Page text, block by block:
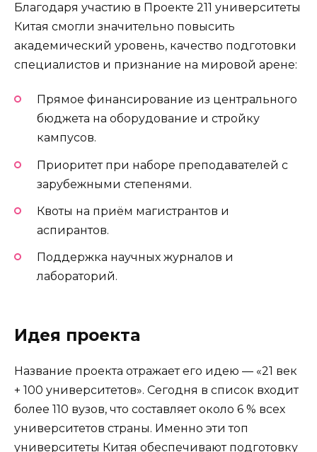
Благодаря участию в Проекте 211 университеты
Китая смогли значительно повысить
академический уровень, качество подготовки
специалистов и признание на мировой арене:
Прямое финансирование из центрального
бюджета на оборудование и стройку
кампусов.
Приоритет при наборе преподавателей с
зарубежными степенями.
Квоты на приём магистрантов и
аспирантов.
Поддержка научных журналов и
лабораторий.
Идея проекта
Название проекта отражает его идею — «21 век
+ 100 университетов». Сегодня в список входит
более 110 вузов, что составляет около 6 % всех
университетов страны. Именно эти топ
университеты Китая обеспечивают подготовку